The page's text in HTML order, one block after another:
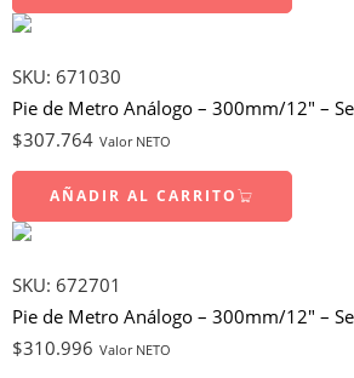
SKU: 671030
Pie de Metro Análogo – 300mm/12″ –
$307.764 Valor NETO
AÑADIR AL CARRITO
SKU: 672701
Pie de Metro Análogo – 300mm/12″ –
$310.996 Valor NETO